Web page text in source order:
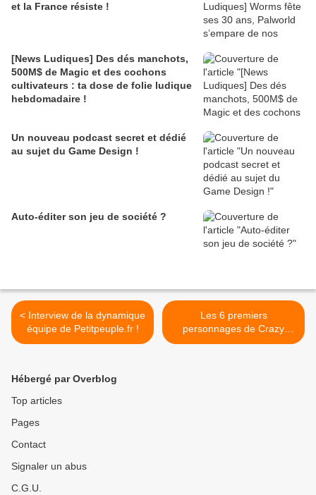
et la France résiste !
[News Ludiques] Des dés manchots,
500M$ de Magic et des cochons
cultivateurs : ta dose de folie ludique
hebdomadaire !
Un nouveau podcast secret et dédié
au sujet du Game Design !
Auto-éditer son jeu de société ?
< Interview de la dynamique
équipe de Petitpeuple.fr !
Les 6 premiers
personnages de Crazy
Catch ! >
Hébergé par Overblog
Top articles
Pages
Contact
Signaler un abus
C.G.U.